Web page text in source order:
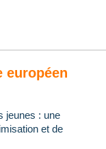
européen
jeunes : une
et de